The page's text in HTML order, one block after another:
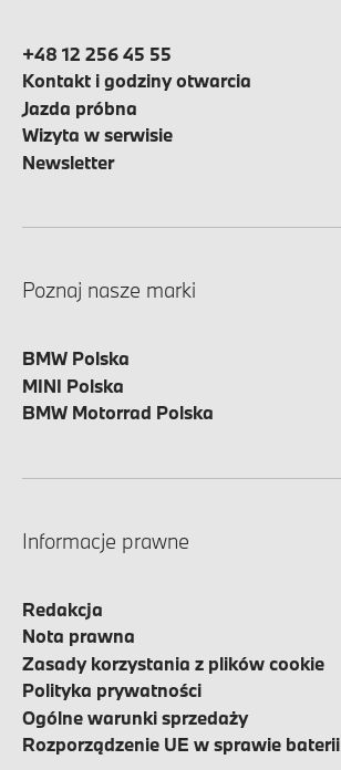
+48 12 256 45 55
Kontakt i godziny otwarcia
Jazda próbna
Wizyta w serwisie
Newsletter
Poznaj nasze marki
BMW Polska
MINI Polska
BMW Motorrad Polska
Informacje prawne
Redakcja
Nota prawna
Zasady korzystania z plików cookie
Polityka prywatności
Ogólne warunki sprzedaży
Rozporządzenie UE w sprawie baterii